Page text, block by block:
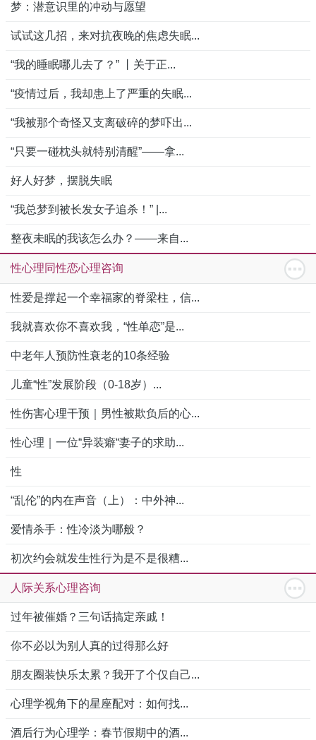
梦：潜意识里的冲动与愿望
试试这几招，来对抗夜晚的焦虑失眠...
“我的睡眠哪儿去了？” 丨关于正...
“疫情过后，我却患上了严重的失眠...
“我被那个奇怪又支离破碎的梦吓出...
“只要一碰枕头就特别清醒”——拿...
好人好梦，摆脱失眠
“我总梦到被长发女子追杀！” |...
整夜未眠的我该怎么办？——来自...
性心理同性恋心理咨询
性爱是撑起一个幸福家的脊梁柱，信...
我就喜欢你不喜欢我，“性单恋”是...
中老年人预防性衰老的10条经验
儿童“性”发展阶段（0-18岁）...
性伤害心理干预｜男性被欺负后的心...
性心理｜一位“异装癖“妻子的求助...
性
“乱伦”的内在声音（上）：中外神...
爱情杀手：性冷淡为哪般？
初次约会就发生性行为是不是很糟...
人际关系心理咨询
过年被催婚？三句话搞定亲戚！
你不必以为别人真的过得那么好
朋友圈装快乐太累？我开了个仅自己...
心理学视角下的星座配对：如何找...
酒后行为心理学：春节假期中的酒...